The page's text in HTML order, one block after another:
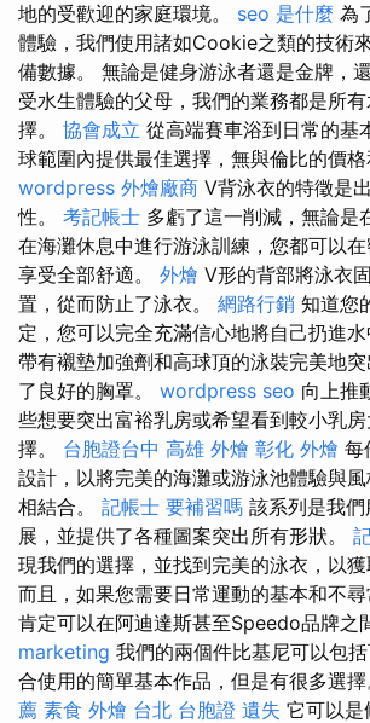
地的受歡迎的家庭環境。 seo 是什麼 為
體驗，我們使用諸如Cookie之類的技術
備數據。 無論是健身游泳者還是金牌，
受水生體驗的父母，我們的業務都是所
擇。 協會成立 從高端賽車浴到日常的基
球範圍內提供最佳選擇，無與倫比的價格
wordpress 外燴廠商 V背泳衣的特徵是
性。 考記帳士 多虧了這一削減，無論是
在海灘休息中進行游泳訓練，您都可以
享受全部舒適。 外燴 V形的背部將泳衣
置，從而防止了泳衣。 網路行銷 知道您
定，您可以完全充滿信心地將自己扔進水
帶有襯墊加強劑和高球頂的泳裝完美地
了良好的胸罩。 wordpress seo 向上推
些想要突出富裕乳房或希望看到較小乳
擇。 台胞證台中 高雄 外燴 彰化 外燴 每
設計，以將完美的海灘或游泳池體驗與
相結合。 記帳士 要補習嗎 該系列是我
展，並提供了各種圖案突出所有形狀。
現我們的選擇，並找到完美的泳衣，以獲
而且，如果您需要日常運動的基本和不
肯定可以在阿迪達斯甚至Speedo品牌之
marketing 我們的兩個件比基尼可以包
合使用的簡單基本作品，但是有很多選擇
薦 素食 外燴 台北 台胞證 遺失 它可以是